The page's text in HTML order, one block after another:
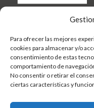
Para ofrecer las mejores
cookies para almacenar y/o
consentimiento de estas
comportamiento de
No consentir o retirar el
ciertas características y